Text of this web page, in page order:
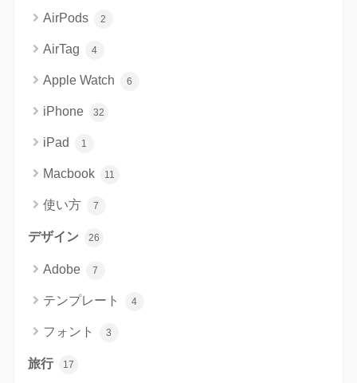
AirPods 2
AirTag 4
Apple Watch 6
iPhone 32
iPad 1
Macbook 11
使い方 7
デザイン 26
Adobe 7
テンプレート 4
フォント 3
旅行 17